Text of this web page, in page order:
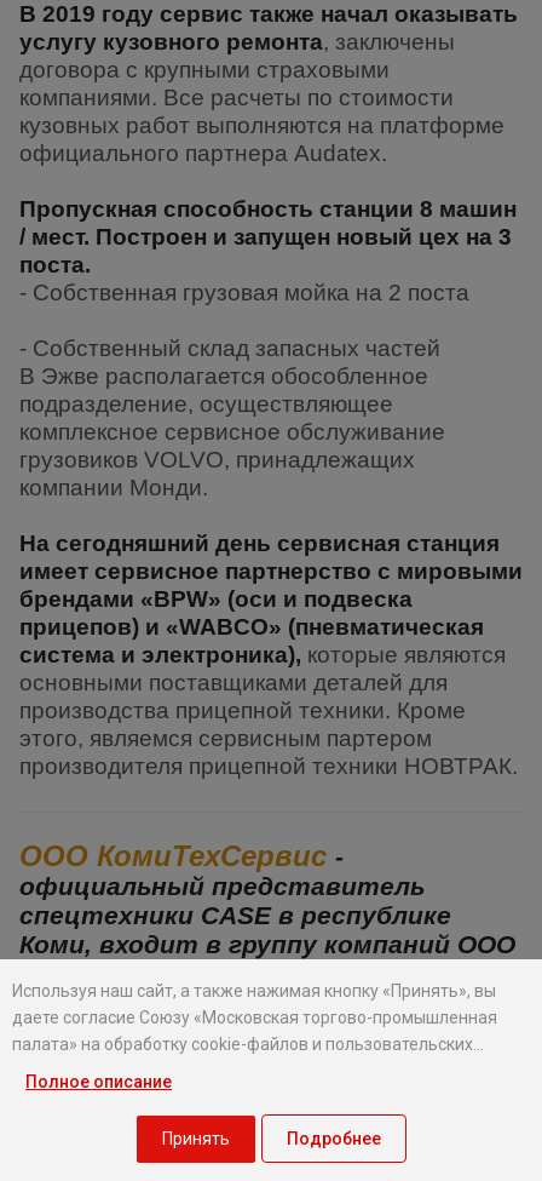
В 2019 году сервис также начал оказывать
услугу кузовного ремонта, заключены
договора с крупными страховыми
компаниями. Все расчеты по стоимости
кузовных работ выполняются на платформе
официального партнера Audatex.
Пропускная способность станции 8 машин
/ мест. Построен и запущен новый цех на 3
поста.
- Собственная грузовая мойка на 2 поста
- Собственный склад запасных частей
В Эжве располагается обособленное
подразделение, осуществляющее
комплексное сервисное обслуживание
грузовиков VOLVO, принадлежащих
компании Монди.
На сегодняшний день сервисная станция
имеет сервисное партнерство с мировыми
брендами «BPW» (оси и подвеска
прицепов) и «WABCO» (пневматическая
система и электроника), которые являются
основными поставщиками деталей для
производствa прицепной техники. Кроме
этого, являемся сервисным партером
производителя прицепной техники НОВТРАК.
ООО КомиТехСервис -
официальный представитель
спецтехники CASE в республике
Коми, входит в группу компаний ООО
Это новый проект, в рамках которого,
совместно с одним из ведущих мировых
Используя наш сайт, а также нажимая кнопку «Принять», вы
даете согласие Союзу «Московская торгово-промышленная
палата» на обработку cookie-файлов и пользовательских
данных...
Полное описание
Принять Подробнее